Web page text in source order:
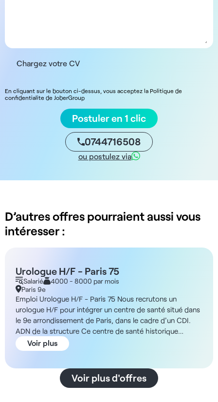
Chargez votre CV
En cliquant sur le bouton ci-dessus, vous acceptez la Politique de
confidentialite de JoberGroup
Postuler en 1 clic
0744716508
ou postulez via
D’autres offres pourraient aussi vous
intéresser :
Urologue H/F - Paris 75
Salarié
4000 - 8000 par mois
Paris 9e
Emploi Urologue H/F - Paris 75 Nous recrutons un
urologue H/F pour intégrer un centre de santé situé dans
le 9e arrondissement de Paris, dans le cadre d'un CDI.
ADN de la structure Ce centre de santé historique
regroupe environ 85 cabinets médicaux répartis sur un
bâtiment principal et une annexe attenante. Il propose
médecine générale, dentisterie, cardiologie, radiologie,
dermatologie, gynécologie et chirurgie esthétique.
Voir plus
Voir plus d'offres